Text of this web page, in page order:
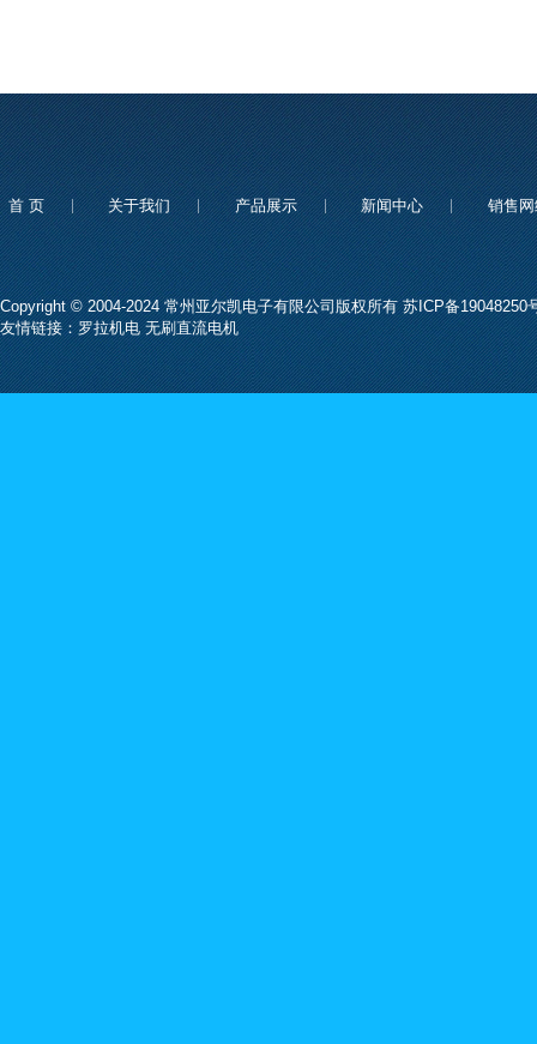
首 页 关于我们 产品展示 新闻中心 销售网
Copyright © 2004-2024 常州亚尔凯电子有限公司版权所有苏ICP备19048250
友情链接：罗拉机电 无刷直流电机